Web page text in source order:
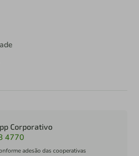
Corporativo
4770
adesão das cooperativas